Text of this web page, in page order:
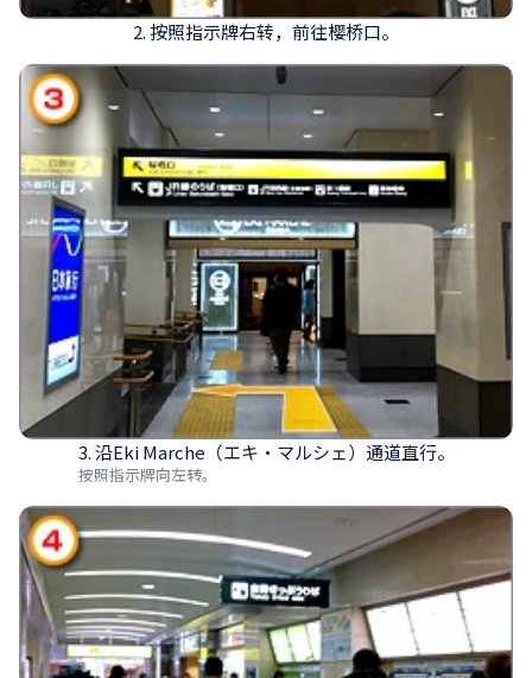
2. 按照指示牌右转，前往樱桥口。
3. 沿Eki Marche（エキ・マルシェ）通道直行。
按照指示牌向左转。